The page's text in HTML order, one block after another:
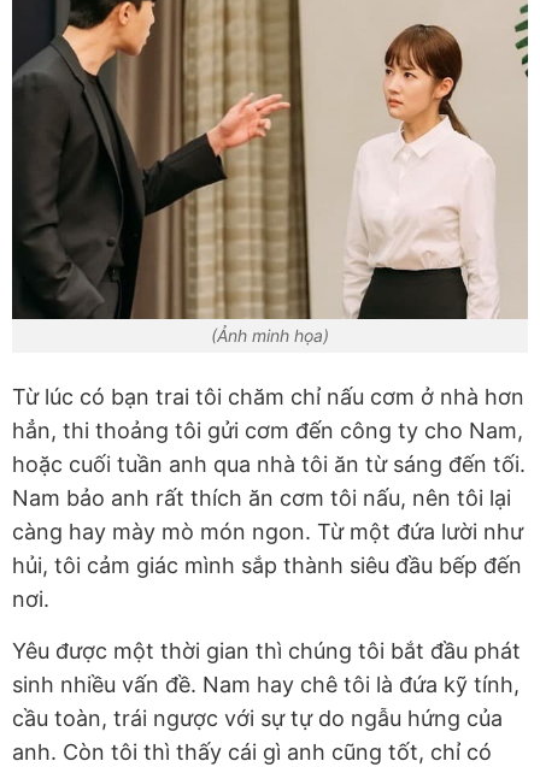
(Ảnh minh họa)
Từ lúc có bạn trai tôi chăm chỉ nấu cơm ở nhà hơn
hẳn, thi thoảng tôi gửi cơm đến công ty cho Nam,
hoặc cuối tuần anh qua nhà tôi ăn từ sáng đến tối.
Nam bảo anh rất thích ăn cơm tôi nấu, nên tôi lại
càng hay mày mò món ngon. Từ một đứa lười như
hủi, tôi cảm giác mình sắp thành siêu đầu bếp đến
nơi.
Yêu được một thời gian thì chúng tôi bắt đầu phát
sinh nhiều vấn đề. Nam hay chê tôi là đứa kỹ tính,
cầu toàn, trái ngược với sự tự do ngẫu hứng của
anh. Còn tôi thì thấy cái gì anh cũng tốt, chỉ có